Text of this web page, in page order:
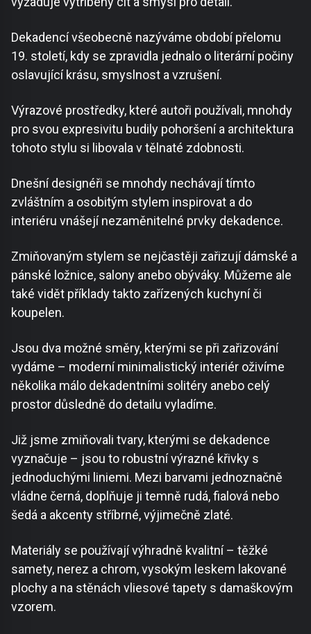
Dekadencí všeobecně nazýváme období přelomu
19. století, kdy se zpravidla jednalo o literární počiny
oslavující krásu, smyslnost a vzrušení.
Výrazové prostředky, které autoři používali, mnohdy
pro svou expresivitu budily pohoršení a architektura
tohoto stylu si libovala v tělnaté zdobnosti.
Dnešní designéři se mnohdy nechávají tímto
zvláštním a osobitým stylem inspirovat a do
interiéru vnášejí nezaměnitelné prvky dekadence.
Zmiňovaným stylem se nejčastěji zařizují dámské a
pánské ložnice, salony anebo obýváky. Můžeme ale
také vidět příklady takto zařízených kuchyní či
koupelen.
Jsou dva možné směry, kterými se při zařizování
vydáme – moderní minimalistický interiér oživíme
několika málo dekadentními solitéry anebo celý
prostor důsledně do detailu vyladíme.
Již jsme zmiňovali tvary, kterými se dekadence
vyznačuje – jsou to robustní výrazné křivky s
jednoduchými liniemi. Mezi barvami jednoznačně
vládne černá, doplňuje ji temně rudá, fialová nebo
šedá a akcenty stříbrné, výjimečně zlaté.
Materiály se používají výhradně kvalitní – těžké
samety, nerez a chrom, vysokým leskem lakované
plochy a na stěnách vliesové tapety s damaškovým
vzorem.